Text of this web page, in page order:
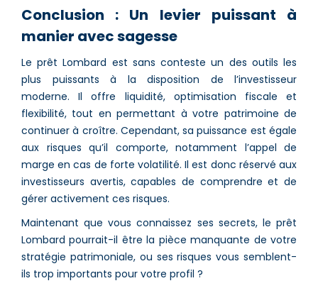
Conclusion : Un levier puissant à
manier avec sagesse
Le prêt Lombard est sans conteste un des outils les
plus puissants à la disposition de l’investisseur
moderne. Il offre liquidité, optimisation fiscale et
flexibilité, tout en permettant à votre patrimoine de
continuer à croître. Cependant, sa puissance est égale
aux risques qu’il comporte, notamment l’appel de
marge en cas de forte volatilité. Il est donc réservé aux
investisseurs avertis, capables de comprendre et de
gérer activement ces risques.
Maintenant que vous connaissez ses secrets, le prêt
Lombard pourrait-il être la pièce manquante de votre
stratégie patrimoniale, ou ses risques vous semblent-
ils trop importants pour votre profil ?